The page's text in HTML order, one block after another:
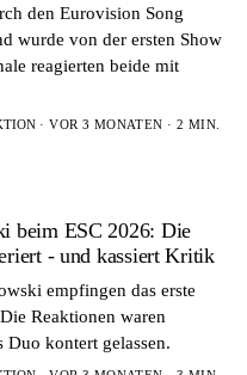
den Eurovision Song
wurde von der ersten Show
reagierten beide mit
· VOR 3 MONATEN · 2 MIN.
beim ESC 2026: Die
- und kassiert Kritik
empfingen das erste
Reaktionen waren
Duo kontert gelassen.